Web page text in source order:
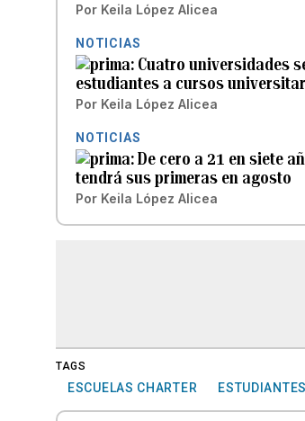
Por Keila López Alicea
NOTICIAS
Cuatro universidades
estudiantes a cursos
Por Keila López Alicea
NOTICIAS
De cero a 21 en siete
tendrá sus primeras en agosto
Por Keila López Alicea
TAGS
ESCUELAS CHARTER ESTUDIANTES